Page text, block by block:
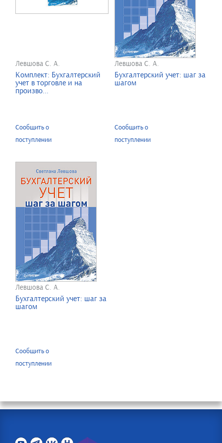
Левшова С. А.
Комплект: Бухгалтерский
учет в торговле и на
произво...
Сообщить о
поступлении
Левшова С. А.
Бухгалтерский учет: шаг за
шагом
Сообщить о
поступлении
Левшова С. А.
Бухгалтерский учет: шаг за
шагом
Сообщить о
поступлении